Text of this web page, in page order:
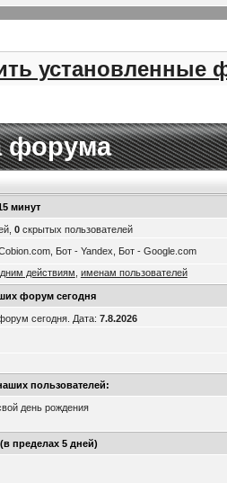
установленные
форума
минут
0скрытых пользователей
Бот - Yandex, Бот - Google.com
действиям именам пользователей
форум сегодня
сегодня. Дата: 7.8.2026
пользователей:
день рождения
пределах 5 дней)